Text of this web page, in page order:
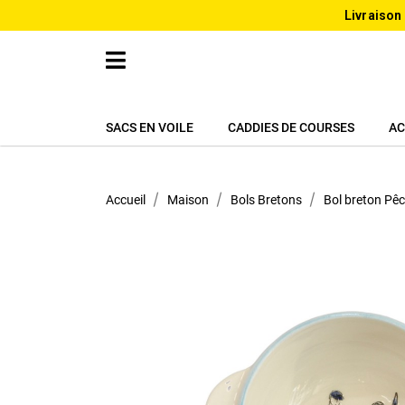
SACS EN VOILE CADDIES DE COURSES
Accueil Maison Bols Bretons Bol breton